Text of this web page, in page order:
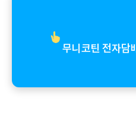
무니코틴 전자담